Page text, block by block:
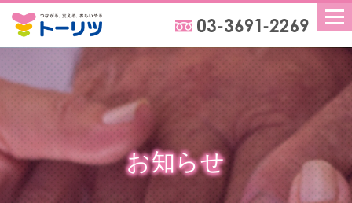
お知らせ